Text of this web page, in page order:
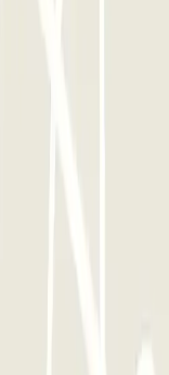
zona in cui è molto